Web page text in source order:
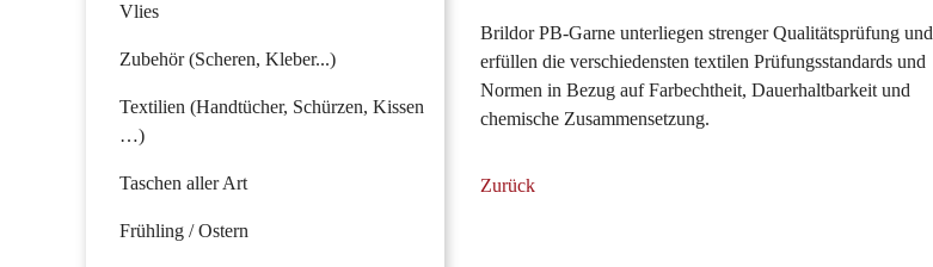
Brildor PB-Garne unterliegen strenger Qualitätsprüfung und
erfüllen die verschiedensten textilen Prüfungsstandards und
Normen in Bezug auf Farbechtheit, Dauerhaltbarkeit und
chemische Zusammensetzung.
Zurück
Vlies
Zubehör (Scheren, Kleber...)
Textilien (Handtücher, Schürzen, Kissen
…)
Taschen aller Art
Frühling / Ostern